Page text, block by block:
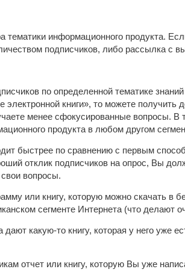
тематики информационного продукта.
подписчиков, либо рассылка с
по определенной тематике
книги», то можете получить
менее сфокусированные вопросы.
продукта в любом другом
быстрее по сравнению с первым
отклик подписчиков на опрос, Вы
вопросы.
или книгу, которую можно скачать в
сегменте Интернета (что делают
какую-то книгу, которая у него уже
отчет или книгу, которую Вы уже